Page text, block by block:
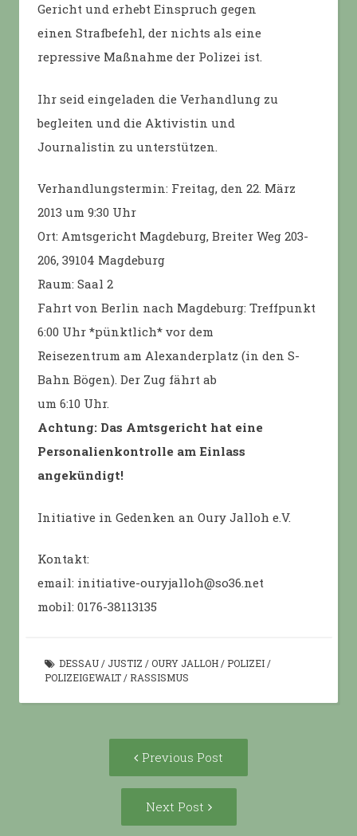
Gericht und erhebt Einspruch gegen
einen Strafbefehl, der nichts als eine
repressive Maßnahme der Polizei ist.
Ihr seid eingeladen die Verhandlung zu
begleiten und die Aktivistin und
Journalistin zu unterstützen.
Verhandlungstermin: Freitag, den 22. März
2013 um 9:30 Uhr
Ort: Amtsgericht Magdeburg, Breiter Weg 203-
206, 39104 Magdeburg
Raum: Saal 2
Fahrt von Berlin nach Magdeburg: Treffpunkt
6:00 Uhr *pünktlich* vor dem
Reisezentrum am Alexanderplatz (in den S-
Bahn Bögen). Der Zug fährt ab
um 6:10 Uhr.
Achtung: Das Amtsgericht hat eine
Personalienkontrolle am Einlass
angekündigt!
Initiative in Gedenken an Oury Jalloh e.V.
Kontakt:
email: initiative-ouryjalloh@so36.net
mobil: 0176-38113135
DESSAU/ JUSTIZ /OURY JALLOH/ POLIZEI/
POLIZEIGEWALT/ RASSISMUS
Previous Post
post:
Next Post
Post: